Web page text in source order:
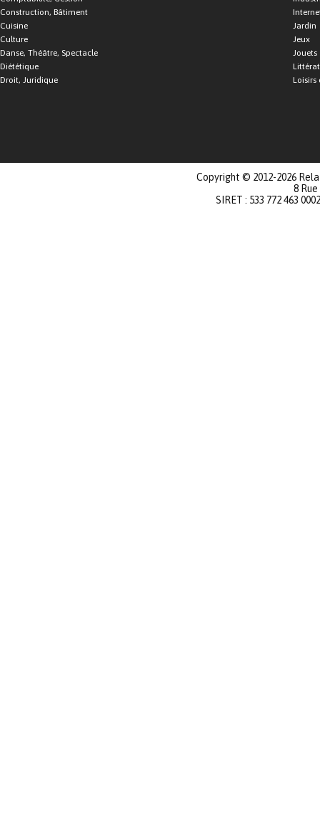
Construction, Bâtiment
Cuisine
Culture
Danse, Théâtre, Spectacle
Diététique
Droit, Juridique
Jardin
Jeux
Jouets
Loisirs
Copyright © 2012-2026
8
SIRET : 533 772 463